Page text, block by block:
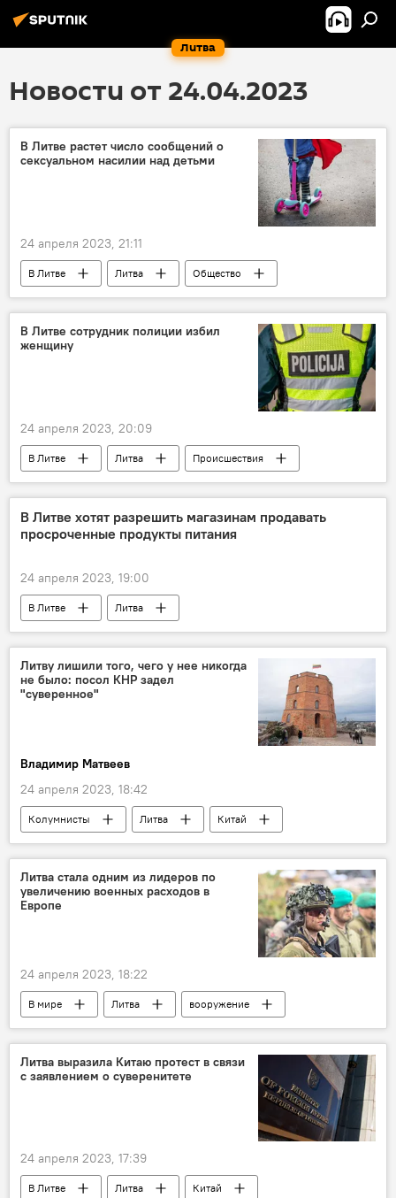
Литва
Новости от 24.04.2023
В Литве растет число сообщений о
сексуальном насилии над детьми
24 апреля 2023, 21:11
В Литве Литва
Общество
дети
В Литве сотрудник полиции избил
женщину
24 апреля 2023, 20:09
В Литве Литва
Происшествия
полиция Литвы
В Литве хотят разрешить магазинам продавать
просроченные продукты питания
24 апреля 2023, 19:00
В Литве Литва
Литву лишили того, чего у нее никогда
не было: посол КНР задел
"суверенное"
Владимир Матвеев
24 апреля 2023, 18:42
Колумнисты Литва
Китай
КНР
МИД КНР СССР
Литва стала одним из лидеров по
увеличению военных расходов в
Европе
24 апреля 2023, 18:22
В мире Литва
вооружение
оружие
военные расходы армия
Литва выразила Китаю протест в связи
с заявлением о суверенитете
24 апреля 2023, 17:39
В Литве Литва
Китай